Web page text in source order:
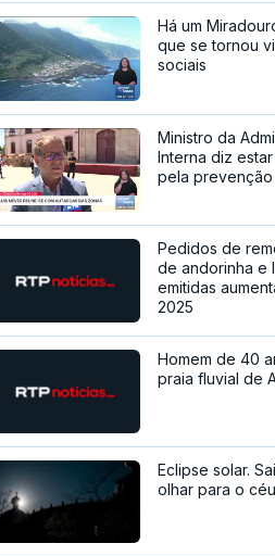
Há um
que se tornou
sociais
Ministro da
Interna diz
pela
Pedidos de
de andorinha e
emitidas
2025
Homem de 40
praia fluvial de
Eclipse solar.
olhar para o